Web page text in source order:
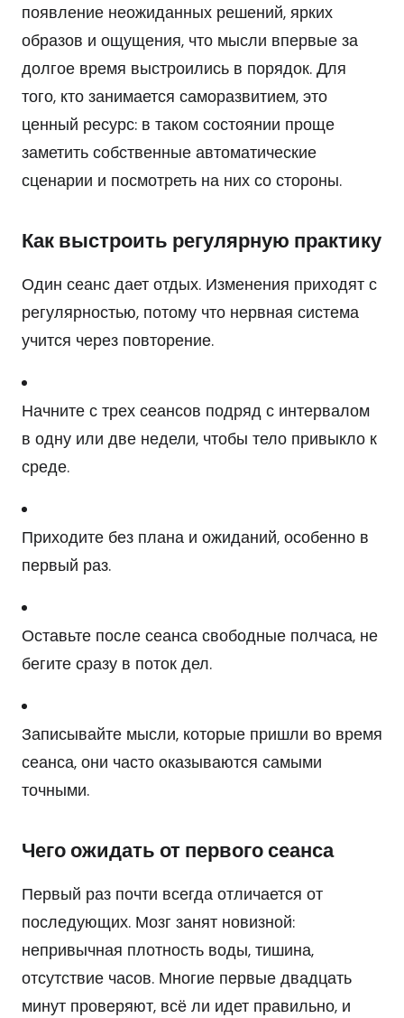
появление неожиданных решений, ярких
образов и ощущения, что мысли впервые за
долгое время выстроились в порядок. Для
того, кто занимается саморазвитием, это
ценный ресурс: в таком состоянии проще
заметить собственные автоматические
сценарии и посмотреть на них со стороны.
Как выстроить регулярную практику
Один сеанс дает отдых. Изменения приходят с
регулярностью, потому что нервная система
учится через повторение.
Начните с трех сеансов подряд с интервалом
в одну или две недели, чтобы тело привыкло к
среде.
Приходите без плана и ожиданий, особенно в
первый раз.
Оставьте после сеанса свободные полчаса, не
бегите сразу в поток дел.
Записывайте мысли, которые пришли во время
сеанса, они часто оказываются самыми
точными.
Чего ожидать от первого сеанса
Первый раз почти всегда отличается от
последующих. Мозг занят новизной:
непривычная плотность воды, тишина,
отсутствие часов. Многие первые двадцать
минут проверяют, всё ли идет правильно, и